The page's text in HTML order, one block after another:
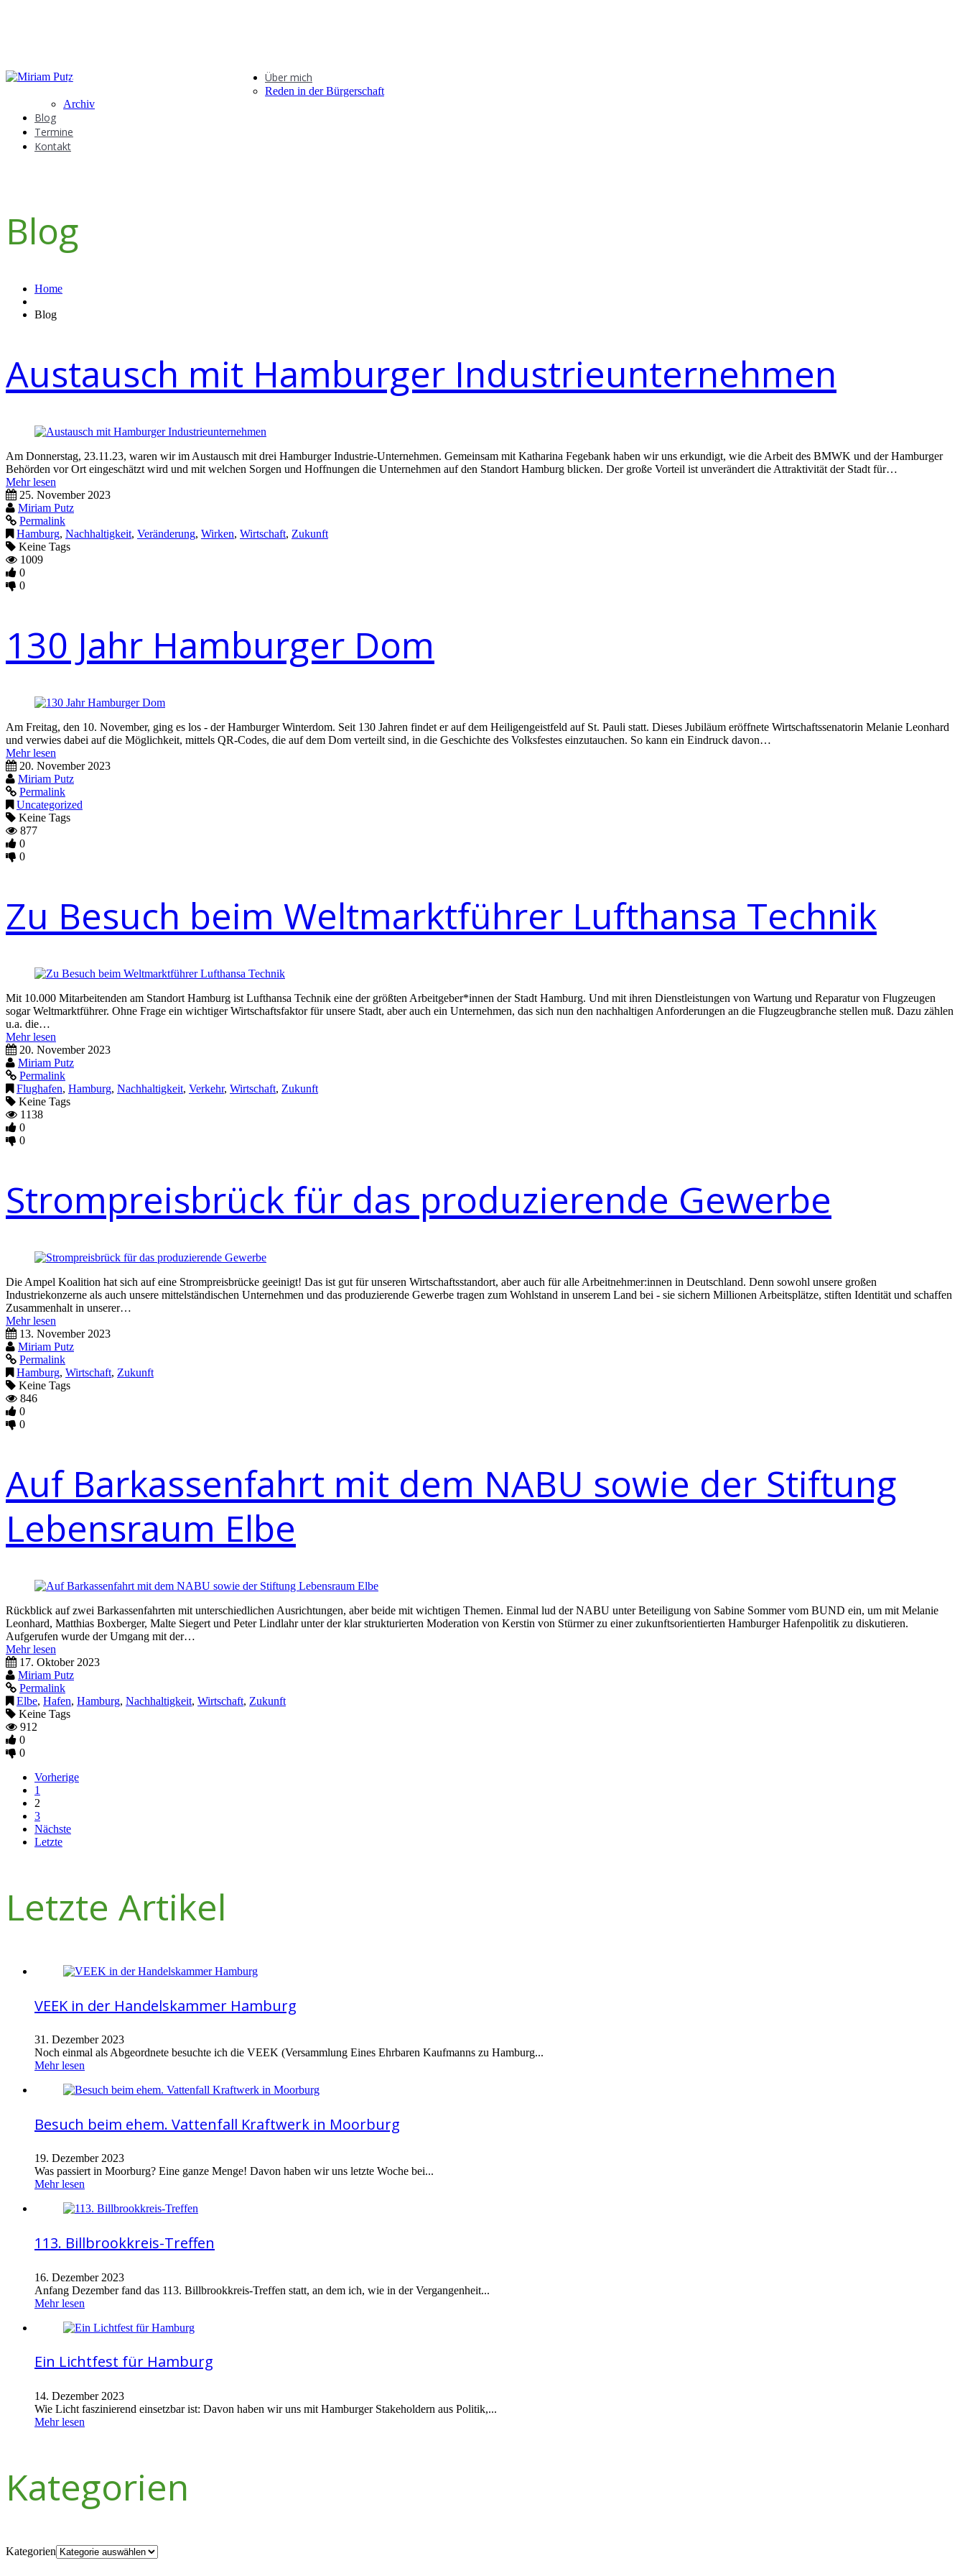
GRÜNE IDEEN IN DER BÜRGERSCHAFT Über mich
Reden in der Bürgerschaft
Archiv
Blog
Termine
Kontakt
Blog
Home
Blog
Austausch mit Hamburger Industrieunternehmen
Am Donnerstag, 23.11.23, waren wir im Austausch mit drei Hamburger Industrie-Unternehmen. Gemeinsam mit Katharina Fegebank haben wir uns erkundigt, wie die Arbeit des BMWK und der Hamburger
Behörden vor Ort eingeschätzt wird und mit welchen Sorgen und Hoffnungen die Unternehmen auf den Standort Hamburg blicken. Der große Vorteil ist unverändert die Attraktivität der Stadt für…
Mehr lesen
25. November 2023
Miriam Putz
Permalink
Hamburg, Nachhaltigkeit, Veränderung, Wirken, Wirtschaft, Zukunft
Keine Tags
1009
0
0
130 Jahr Hamburger Dom
Am Freitag, den 10. November, ging es los - der Hamburger Winterdom. Seit 130 Jahren findet er auf dem Heiligengeistfeld auf St. Pauli statt. Dieses Jubiläum eröffnete Wirtschaftssenatorin Melanie Leonhard
und verwies dabei auf die Möglichkeit, mittels QR-Codes, die auf dem Dom verteilt sind, in die Geschichte des Volksfestes einzutauchen. So kann ein Eindruck davon…
Mehr lesen
20. November 2023
Miriam Putz
Permalink
Uncategorized
Keine Tags
877
0
0
Zu Besuch beim Weltmarktführer Lufthansa Technik
Mit 10.000 Mitarbeitenden am Standort Hamburg ist Lufthansa Technik eine der größten Arbeitgeber*innen der Stadt Hamburg. Und mit ihren Dienstleistungen von Wartung und Reparatur von Flugzeugen
sogar Weltmarktführer. Ohne Frage ein wichtiger Wirtschaftsfaktor für unsere Stadt, aber auch ein Unternehmen, das sich nun den nachhaltigen Anforderungen an die Flugzeugbranche stellen muß. Dazu zählen
u.a. die…
Mehr lesen
20. November 2023
Miriam Putz
Permalink
Flughafen, Hamburg, Nachhaltigkeit, Verkehr, Wirtschaft, Zukunft
Keine Tags
1138
0
0
Strompreisbrück für das produzierende Gewerbe
Die Ampel Koalition hat sich auf eine Strompreisbrücke geeinigt! Das ist gut für unseren Wirtschaftsstandort, aber auch für alle Arbeitnehmer:innen in Deutschland. Denn sowohl unsere großen
Industriekonzerne als auch unsere mittelständischen Unternehmen und das produzierende Gewerbe tragen zum Wohlstand in unserem Land bei - sie sichern Millionen Arbeitsplätze, stiften Identität und schaffen
Zusammenhalt in unserer…
Mehr lesen
13. November 2023
Miriam Putz
Permalink
Hamburg, Wirtschaft, Zukunft
Keine Tags
846
0
0
Auf Barkassenfahrt mit dem NABU sowie der Stiftung
Lebensraum Elbe
Rückblick auf zwei Barkassenfahrten mit unterschiedlichen Ausrichtungen, aber beide mit wichtigen Themen. Einmal lud der NABU unter Beteiligung von Sabine Sommer vom BUND ein, um mit Melanie
Leonhard, Matthias Boxberger, Malte Siegert und Peter Lindlahr unter der klar strukturierten Moderation von Kerstin von Stürmer zu einer zukunftsorientierten Hamburger Hafenpolitik zu diskutieren.
Aufgerufen wurde der Umgang mit der…
Mehr lesen
17. Oktober 2023
Miriam Putz
Permalink
Elbe, Hafen, Hamburg, Nachhaltigkeit, Wirtschaft, Zukunft
Keine Tags
912
0
0
Vorherige
1
2
3
Nächste
Letzte
Letzte Artikel
VEEK in der Handelskammer Hamburg
31. Dezember 2023
Noch einmal als Abgeordnete besuchte ich die VEEK (Versammlung Eines Ehrbaren Kaufmanns zu Hamburg...
Mehr lesen
Besuch beim ehem. Vattenfall Kraftwerk in Moorburg
19. Dezember 2023
Was passiert in Moorburg? Eine ganze Menge! Davon haben wir uns letzte Woche bei...
Mehr lesen
113. Billbrookkreis-Treffen
16. Dezember 2023
Anfang Dezember fand das 113. Billbrookkreis-Treffen statt, an dem ich, wie in der Vergangenheit...
Mehr lesen
Ein Lichtfest für Hamburg
14. Dezember 2023
Wie Licht faszinierend einsetzbar ist: Davon haben wir uns mit Hamburger Stakeholdern aus Politik,...
Mehr lesen
Kategorien
Kategorien